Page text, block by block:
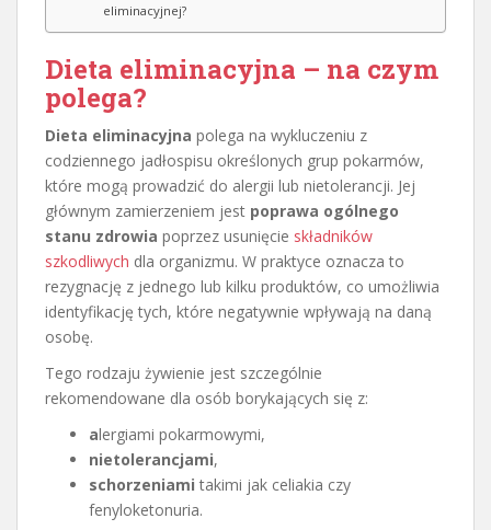
eliminacyjnej?
Dieta eliminacyjna – na czym
polega?
Dieta eliminacyjna polega na wykluczeniu z
codziennego jadłospisu określonych grup pokarmów,
które mogą prowadzić do alergii lub nietolerancji. Jej
głównym zamierzeniem jest poprawa ogólnego
stanu zdrowia poprzez usunięcie składników
szkodliwych dla organizmu. W praktyce oznacza to
rezygnację z jednego lub kilku produktów, co umożliwia
identyfikację tych, które negatywnie wpływają na daną
osobę.
Tego rodzaju żywienie jest szczególnie
rekomendowane dla osób borykających się z:
alergiami pokarmowymi,
nietolerancjami,
schorzeniami takimi jak celiakia czy
fenyloketonuria.